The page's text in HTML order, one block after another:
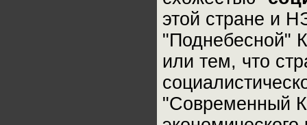
этой стране и
"Поднебесной"
или тем, что
"Современный